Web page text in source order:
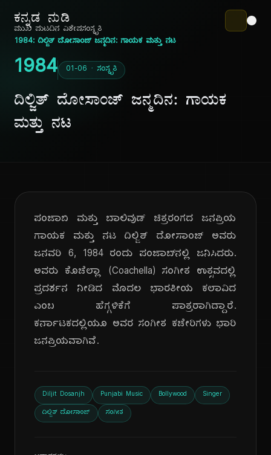
ಕನ್ನಡ ನುಡಿ
ಮುಖ ಪುಟದಿನ ವಿಶೇಷಸಂಸ್ಕೃತಿ
1984: ದಿಲ್ಜಿತ್ ದೋಸಾಂಜ್ ಜನ್ಮದಿನ: ಗಾಯಕ ಮತ್ತು ನಟ
1984 01-06 · ಸಂಸ್ಕೃತಿ
ದಿಲ್ಜಿತ್ ದೋಸಾಂಜ್ ಜನ್ಮದಿನ: ಗಾಯಕ
ಮತ್ತು ನಟ
ಪಂಜಾಬಿ ಮತ್ತು ಬಾಲಿವುಡ್ ಚಿತ್ರರಂಗದ ಜನಪ್ರಿಯ
ಗಾಯಕ ಮತ್ತು ನಟ ದಿಲ್ಜಿತ್ ದೋಸಾಂಜ್ ಅವರು
ಜನವರಿ 6, 1984 ರಂದು ಪಂಜಾಬ್‌ನಲ್ಲಿ ಜನಿಸಿದರು.
ಅವರು ಕೊಚೆಲ್ಲಾ (Coachella) ಸಂಗೀತ ಉತ್ಸವದಲ್ಲಿ
ಪ್ರದರ್ಶನ ನೀಡಿದ ಮೊದಲ ಭಾರತೀಯ ಕಲಾವಿದ
ಎಂಬ ಹೆಗ್ಗಳಿಕೆಗೆ ಪಾತ್ರರಾಗಿದ್ದಾರೆ.
ಕರ್ನಾಟಕದಲ್ಲಿಯೂ ಅವರ ಸಂಗೀತ ಕಚೇರಿಗಳು ಭಾರಿ
ಜನಪ್ರಿಯವಾಗಿವೆ.
Diljit Dosanjh Punjabi Music Bollywood Singer
ದಿಲ್ಜಿತ್ ದೋಸಾಂಜ್ ಸಂಗೀತ